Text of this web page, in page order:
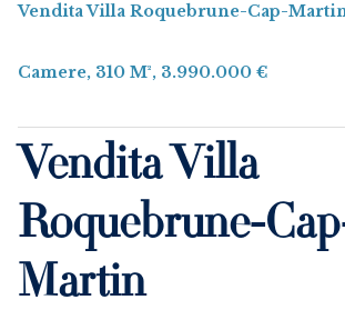
Vendita Villa Roquebrune-Cap-
Camere, 310 M², 3.990.000 €
Vendita Villa
Roquebrune-
Martin